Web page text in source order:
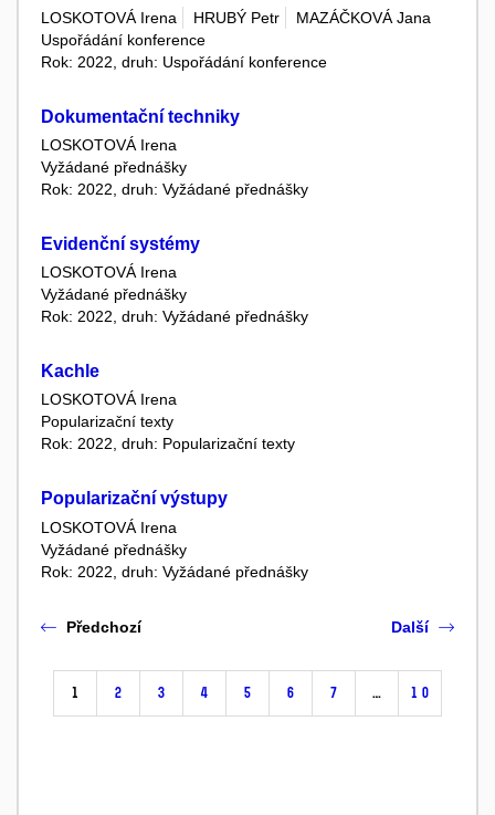
LOSKOTOVÁ Irena HRUBÝ Petr
MAZÁČKOVÁ Jana
Uspořádání konference
Rok: 2022, druh: Uspořádání konference
Dokumentační techniky
LOSKOTOVÁ Irena
Vyžádané přednášky
Rok: 2022, druh: Vyžádané přednášky
Evidenční systémy
LOSKOTOVÁ Irena
Vyžádané přednášky
Rok: 2022, druh: Vyžádané přednášky
Kachle
LOSKOTOVÁ Irena
Popularizační texty
Rok: 2022, druh: Popularizační texty
Popularizační výstupy
LOSKOTOVÁ Irena
Vyžádané přednášky
Rok: 2022, druh: Vyžádané přednášky
Předchozí
1 2 3 4 5 6 7 … 10
Další